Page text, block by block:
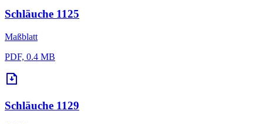
Schläuche 1125
Maßblatt
PDF, 0.4 MB
Schläuche 1129